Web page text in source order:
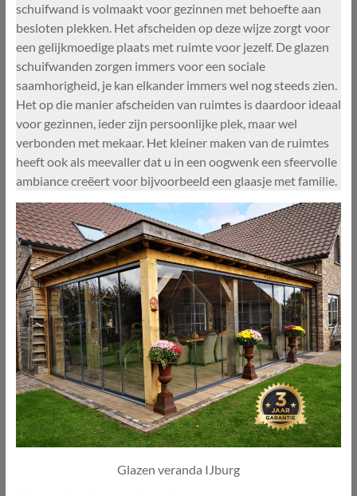
schuifwand is volmaakt voor gezinnen met behoefte aan
besloten plekken. Het afscheiden op deze wijze zorgt voor
een gelijkmoedige plaats met ruimte voor jezelf. De glazen
schuifwanden zorgen immers voor een sociale
saamhorigheid, je kan elkander immers wel nog steeds zien.
Het op die manier afscheiden van ruimtes is daardoor ideaal
voor gezinnen, ieder zijn persoonlijke plek, maar wel
verbonden met mekaar. Het kleiner maken van de ruimtes
heeft ook als meevaller dat u in een oogwenk een sfeervolle
ambiance creëert voor bijvoorbeeld een glaasje met familie.
Glazen veranda IJburg